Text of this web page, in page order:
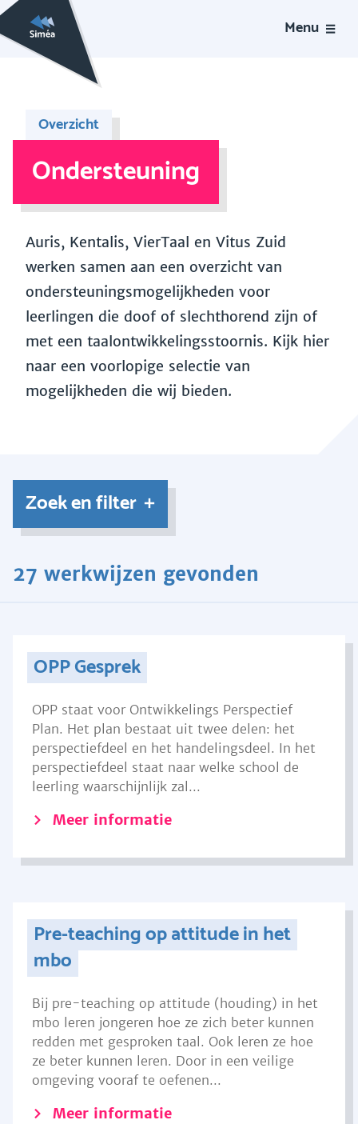
Menu
Overzicht
Ondersteuning
Auris, Kentalis, VierTaal en Vitus Zuid
werken samen aan een overzicht van
ondersteuningsmogelijkheden voor
leerlingen die doof of slechthorend zijn of
met een taalontwikkelingsstoornis. Kijk hier
naar een voorlopige selectie van
mogelijkheden die wij bieden.
Zoek en filter
27 werkwijzen gevonden
OPP Gesprek
OPP staat voor Ontwikkelings Perspectief
Plan. Het plan bestaat uit twee delen: het
perspectiefdeel en het handelingsdeel. In het
perspectiefdeel staat naar welke school de
leerling waarschijnlijk zal...
Meer informatie
Pre-teaching op attitude in het
mbo
Bij pre-teaching op attitude (houding) in het
mbo leren jongeren hoe ze zich beter kunnen
redden met gesproken taal. Ook leren ze hoe
ze beter kunnen leren. Door in een veilige
omgeving vooraf te oefenen...
Meer informatie